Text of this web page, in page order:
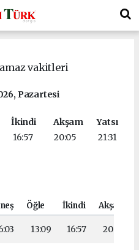
vakitleri
Pazartesi
İkindi
16:57
Akşam
20:05
Yatsı
21:31
Öğle İkindi Akşam
13:09 16:57 20:05